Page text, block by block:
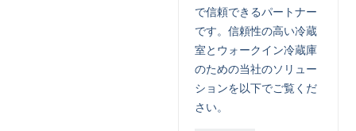
で信頼できるパートナー
です。信頼性の高い冷蔵
室とウォークイン冷蔵庫
のための当社のソリュー
ションを以下でご覧くだ
さい。